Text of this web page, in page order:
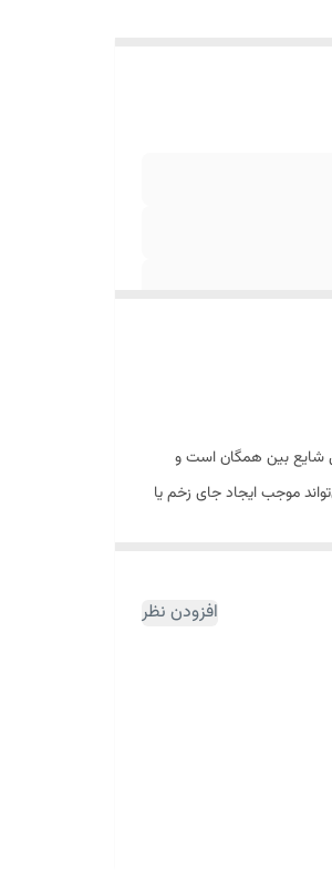
شایع بین همگان است و
موجب ایجاد جای زخم یا
تونر، سرم، اسکراب و ...
افزودن نظر